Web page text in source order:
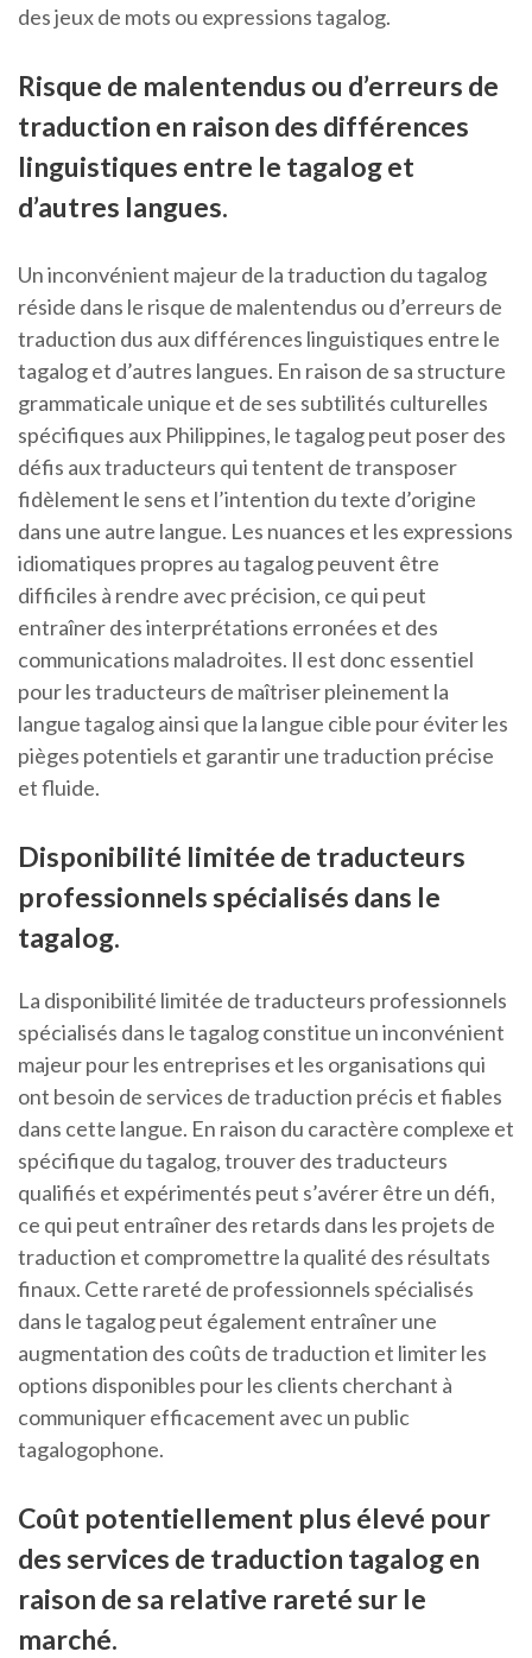
des jeux de mots ou expressions tagalog.
Risque de malentendus ou d’erreurs de
traduction en raison des différences
linguistiques entre le tagalog et
d’autres langues.
Un inconvénient majeur de la traduction du tagalog
réside dans le risque de malentendus ou d’erreurs de
traduction dus aux différences linguistiques entre le
tagalog et d’autres langues. En raison de sa structure
grammaticale unique et de ses subtilités culturelles
spécifiques aux Philippines, le tagalog peut poser des
défis aux traducteurs qui tentent de transposer
fidèlement le sens et l’intention du texte d’origine
dans une autre langue. Les nuances et les expressions
idiomatiques propres au tagalog peuvent être
difficiles à rendre avec précision, ce qui peut
entraîner des interprétations erronées et des
communications maladroites. Il est donc essentiel
pour les traducteurs de maîtriser pleinement la
langue tagalog ainsi que la langue cible pour éviter les
pièges potentiels et garantir une traduction précise
et fluide.
Disponibilité limitée de traducteurs
professionnels spécialisés dans le
tagalog.
La disponibilité limitée de traducteurs professionnels
spécialisés dans le tagalog constitue un inconvénient
majeur pour les entreprises et les organisations qui
ont besoin de services de traduction précis et fiables
dans cette langue. En raison du caractère complexe et
spécifique du tagalog, trouver des traducteurs
qualifiés et expérimentés peut s’avérer être un défi,
ce qui peut entraîner des retards dans les projets de
traduction et compromettre la qualité des résultats
finaux. Cette rareté de professionnels spécialisés
dans le tagalog peut également entraîner une
augmentation des coûts de traduction et limiter les
options disponibles pour les clients cherchant à
communiquer efficacement avec un public
tagalogophone.
Coût potentiellement plus élevé pour
des services de traduction tagalog en
raison de sa relative rareté sur le
marché.